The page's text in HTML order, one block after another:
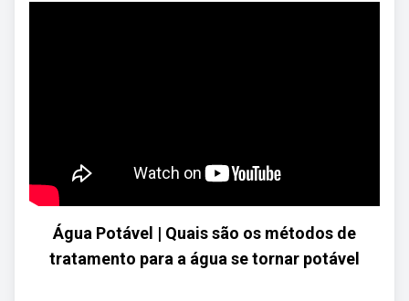
Água Potável | Quais são os métodos de
tratamento para a água se tornar potável